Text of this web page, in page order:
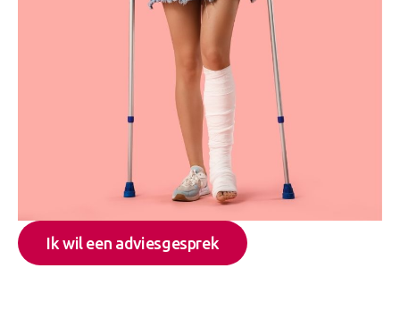
Ik wil een adviesgesprek